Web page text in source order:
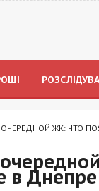
ЖК: ЧТО
в Днепре